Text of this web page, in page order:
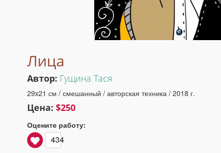
Лица
Автор: Гущина Тася
29x21 см / смешанный / авторская техника / 2018 г.
Цена: $250
Оцените работу:
434